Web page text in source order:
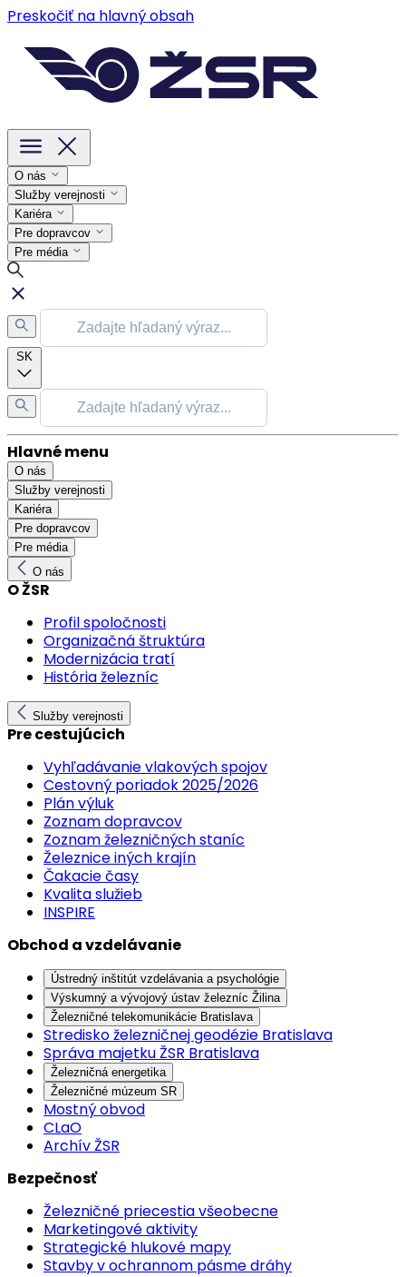
Preskočiť na hlavný obsah
O nás
Služby verejnosti
Kariéra
Pre dopravcov
Pre média
SK
Hlavné menu
O nás
Služby verejnosti
Kariéra
Pre dopravcov
Pre média
O nás
O ŽSR
Profil spoločnosti
Organizačná štruktúra
Modernizácia tratí
História železníc
Služby verejnosti
Pre cestujúcich
Vyhľadávanie vlakových spojov
Cestovný poriadok 2025/2026
Plán výluk
Zoznam dopravcov
Zoznam železničných staníc
Železnice iných krajín
Čakacie časy
Kvalita služieb
INSPIRE
Obchod a vzdelávanie
Ústredný inštitút vzdelávania a psychológie
Výskumný a vývojový ústav železníc Žilina
Železničné telekomunikácie Bratislava
Stredisko železničnej geodézie Bratislava
Správa majetku ŽSR Bratislava
Železničná energetika
Železničné múzeum SR
Mostný obvod
CLaO
Archív ŽSR
Bezpečnosť
Železničné priecestia všeobecne
Marketingové aktivity
Strategické hlukové mapy
Stavby v ochrannom pásme dráhy